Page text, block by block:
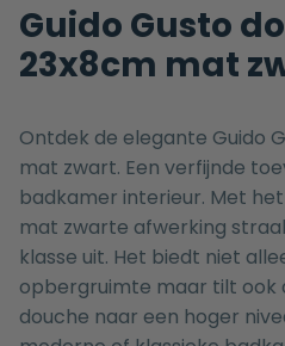
Guido Gusto
23x8cm mat
Ontdek de elegante Guido
mat zwart. Een verfijnde
badkamer interieur. Met
mat zwarte afwerking
klasse uit. Het biedt niet
opbergruimte maar tilt ook
douche naar een hoger